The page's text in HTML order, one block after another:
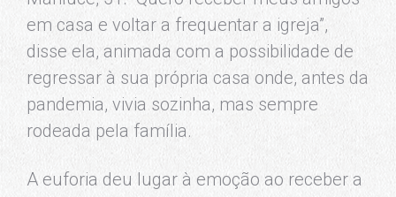
em casa e voltar a frequentar a igreja”,
disse ela, animada com a possibilidade de
regressar à sua própria casa onde, antes da
pandemia, vivia sozinha, mas sempre
rodeada pela família.
A euforia deu lugar à emoção ao receber a